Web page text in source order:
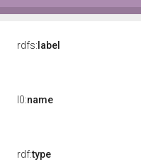
rdfs: label
l0:name
rdf:type